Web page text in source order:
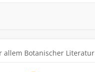
allem Botanischer Literatur